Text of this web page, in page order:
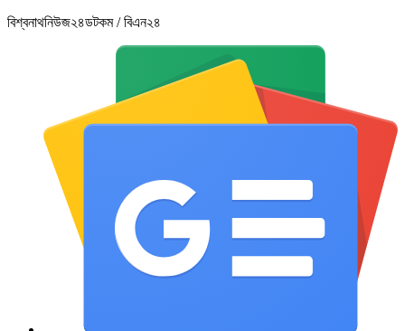
বিশ্বনাথনিউজ২৪ডটকম / বিএন২৪